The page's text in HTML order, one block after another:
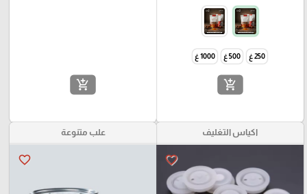
250 غ 500 غ 1000 غ
add_shopping_cart
add_shopping_cart
اكياس التغليف
favorite_border
علب متنوعة
favorite_border